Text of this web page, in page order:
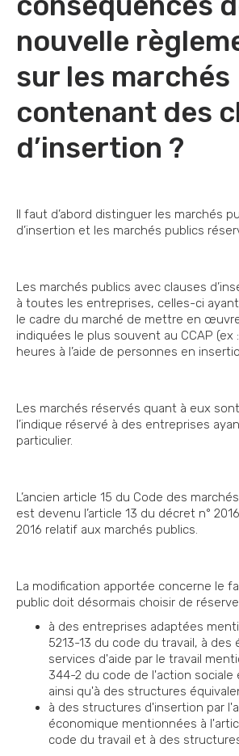
nouvelle
sur les marchés
contenant des
d’insertion ?
Il faut d’abord distinguer les marchés
d’insertion et les marchés publics
Les marchés publics avec clauses
à toutes les entreprises, celles-ci
le cadre du marché de mettre en
indiquées le plus souvent au CCAP (ex
heures à l’aide de personnes en
Les marchés réservés quant à eux
l’indique réservé à des entreprises
particulier.
L’ancien article 15 du Code des
est devenu l’article 13 du décret n°
2016 relatif aux marchés publics.
La modification apportée concerne le
public doit désormais choisir de
à des entreprises adaptées
5213-13 du code du travail, à
services d'aide par le travail
344-2 du code de l'action sociale
ainsi qu'à des structures
à des structures d'insertion par
économique mentionnées à
code du travail et à des